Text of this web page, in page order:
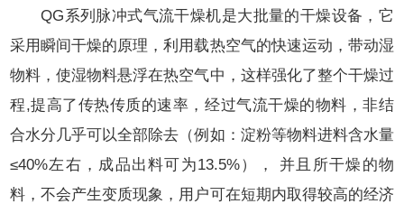
QG系列脉冲式气流干燥机是大批量的干燥设备，它
采用瞬间干燥的原理，利用载热空气的快速运动，带动湿
物料，使湿物料悬浮在热空气中，这样强化了整个干燥过
程,提高了传热传质的速率，经过气流干燥的物料，非结
合水分几乎可以全部除去（例如：淀粉等物料进料含水量
≤40%左右，成品出料可为13.5%）， 并且所干燥的物
料，不会产生变质现象，用户可在短期内取得较高的经济